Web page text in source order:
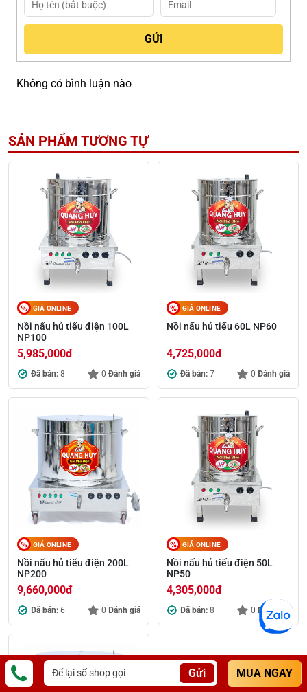
Không có bình luận nào
SẢN PHẨM TƯƠNG TỰ
GIÁ ONLINE
Nồi nấu hủ tiếu điện 100L
NP100
5,985,000đ
Đã bán: 8 0 Đánh giá
GIÁ ONLINE
Nồi nấu hủ tiếu 60L NP60
4,725,000đ
Đã bán: 7 0 Đánh giá
GIÁ ONLINE
Nồi nấu hủ tiếu điện 200L
NP200
9,660,000đ
Đã bán: 6 0 Đánh giá
GIÁ ONLINE
Nồi nấu hủ tiếu điện 50L
NP50
4,305,000đ
Đã bán: 8 0 Đánh giá
Gửi MUA NGAY